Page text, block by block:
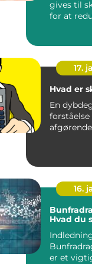
gives til
for at
17.
Hvad er
En
forståelse
16.
Hvad du
er et